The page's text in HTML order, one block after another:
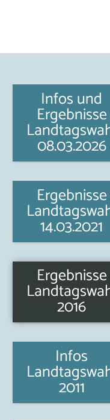
Infos und
Ergebnisse
08.03.2026
Ergebnisse
14.03.2021
Ergebnisse
2016
Infos
2011